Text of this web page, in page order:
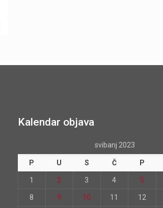
Kalendar objava
svibanj 2023
P U S Č P
1 2 3 4 5
8 9 10 11 12